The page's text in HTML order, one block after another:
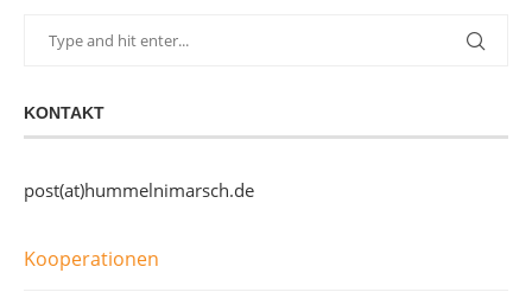
KONTAKT
post(at)hummelnimarsch.de
Kooperationen